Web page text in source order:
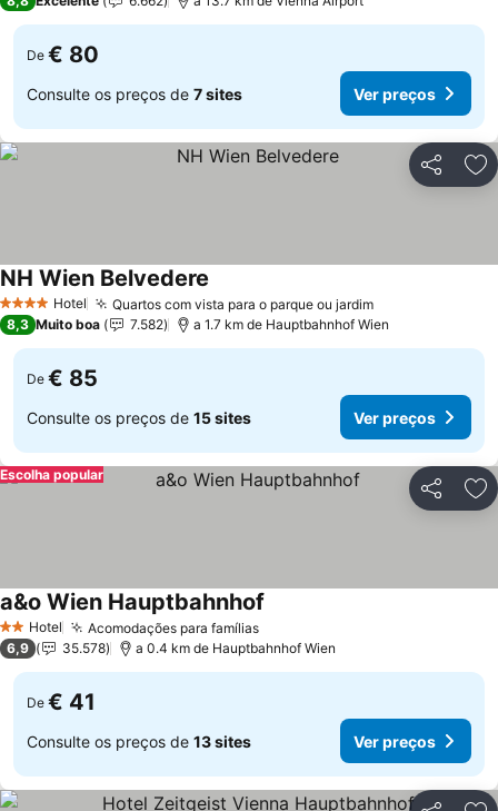
De € 80
Consulte os preços de 7 sites Ver preços
Partilhar
4 EstrelasHotel Quartos com vista para o parque ou jardim
NH Wien Belvedere
8,3 Muito boa 7.582 a 1.7 km de Hauptbahnhof Wien
De € 85
Consulte os preços de 15 sites Ver preços
Partilhar
Escolha popular
2 Estrelas
Hotel Acomodações para famílias
a&o Wien Hauptbahnhof
6,9 35.578 a 0.4 km de Hauptbahnhof Wien
De € 41
Consulte os preços de 13 sites Ver preços